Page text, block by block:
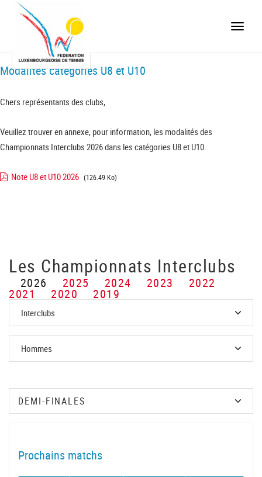
Toggle
Modalités catégories U8 et U10
Chers représentants des clubs,
Veuillez trouver en annexe, pour information, les modalités des
Championnats Interclubs 2026 dans les catégories U8 et U10.
Note U8 et U10 2026 (126.49 Ko)
Les Championnats Interclubs
2026 2025 2024 2023 2022
2021 2020 2019
Prochains matchs